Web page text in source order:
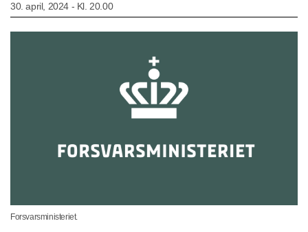
30. april, 2024 - Kl. 20.00
Forsvarsministeriet.